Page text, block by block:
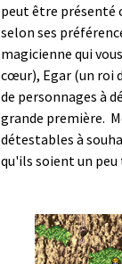
peut être présenté
selon ses
magicienne qui
cœur), Egar (un roi
de personnages à
grande première.
détestables à
qu'ils soient un peu